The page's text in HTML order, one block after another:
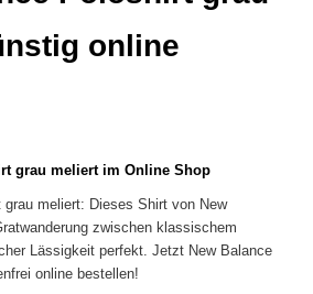
online
grau meliert im Online Shop
grau meliert: Dieses Shirt von New
zwischen klassischem
Lässigkeit perfekt. Jetzt New Balance
online bestellen!